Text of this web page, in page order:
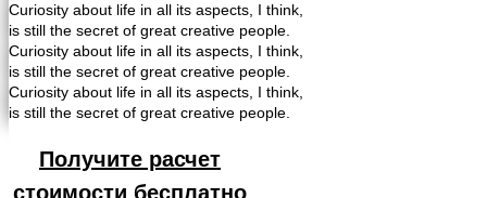
Curiosity about life in all its aspects, I think,
is still the secret of great creative people.
Curiosity about life in all its aspects, I think,
is still the secret of great creative people.
Curiosity about life in all its aspects, I think,
is still the secret of great creative people.
Получите расчет
стоимости бесплатно